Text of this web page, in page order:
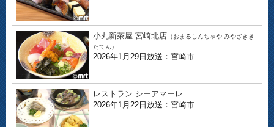
小丸新茶屋 宮崎北店 （おまるしんちゃや みやざきき
たてん）
2026年1月29日放送：宮崎市
レストラン シーアマーレ
2026年1月22日放送：宮崎市